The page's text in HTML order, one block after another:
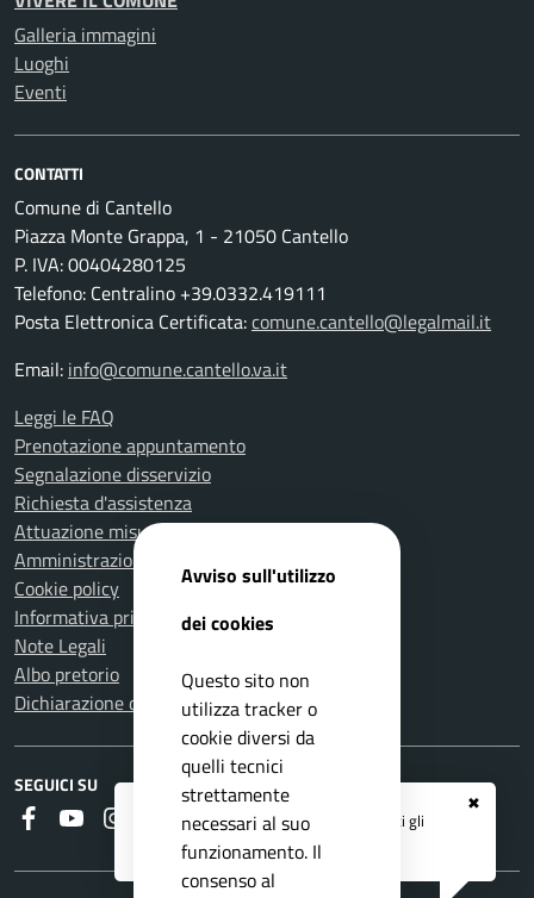
✖
Registrati ai serviziAPP IO
e ricevi tutti gli
aggiornamenti dall'Ente
Galleria immagini
Luoghi
Eventi
CONTATTI
Comune di Cantello
Piazza Monte Grappa, 1 - 21050 Cantello
P. IVA: 00404280125
Telefono: Centralino +39.0332.419111
Posta Elettronica Certificata:comune.cantello@legalmail.it
Email: info@comune.cantello.va.it
Leggi le FAQ
Prenotazione appuntamento
Segnalazione disservizio
Richiesta d'assistenza
Attuazione misure PNRR
Amministrazione trasparente
Cookie policy
Informativa privacy
Note Legali
Albo pretorio
Dichiarazione di accessibilità
SEGUICI SU
FaceboookYoutubeInstagram
RSS
Avviso sull'utilizzo
dei cookies
Questo sito non
utilizza tracker o
cookie diversi da
quelli tecnici
strettamente
necessari al suo
funzionamento. Il
consenso al